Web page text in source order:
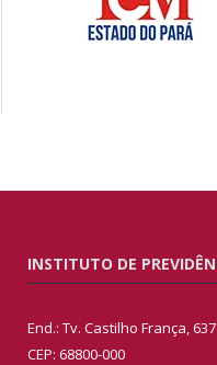
INSTITUTO DE
End.: Tv. Castilho França,
CEP: 68800-000